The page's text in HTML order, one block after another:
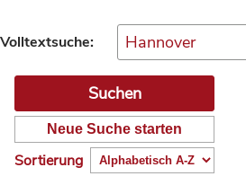
Volltextsuche:
Neue Suche starten
Sortierung